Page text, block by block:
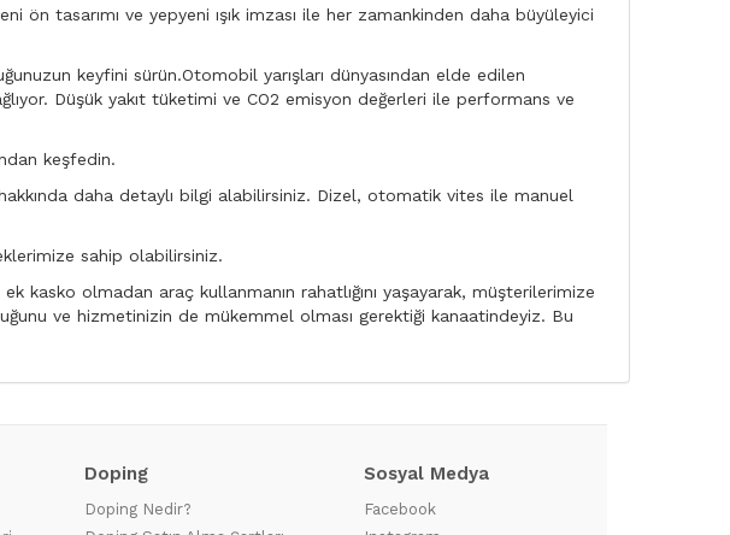
ön tasarımı ve yepyeni ışık imzası ile her zamankinden daha büyüleyici
keyfini sürün.Otomobil yarışları dünyasından elde edilen
Düşük yakıt tüketimi ve CO2 emisyon değerleri ile performans ve
keşfedin.
daha detaylı bilgi alabilirsiniz. Dizel, otomatik vites ile manuel
sahip olabilirsiniz.
kasko olmadan araç kullanmanın rahatlığını yaşayarak, müşterilerimize
ve hizmetinizin de mükemmel olması gerektiği kanaatindeyiz. Bu
Doping
Doping Nedir?
Sosyal Medya
Facebook